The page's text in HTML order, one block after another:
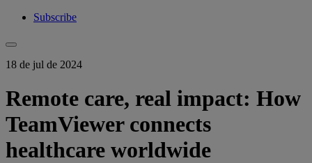
Subscribe
18 de jul de 2024
Remote care, real impact: How
TeamViewer connects
healthcare worldwide